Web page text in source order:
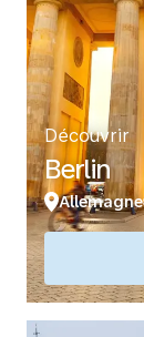
Découvrir
Berlin
Allemagne